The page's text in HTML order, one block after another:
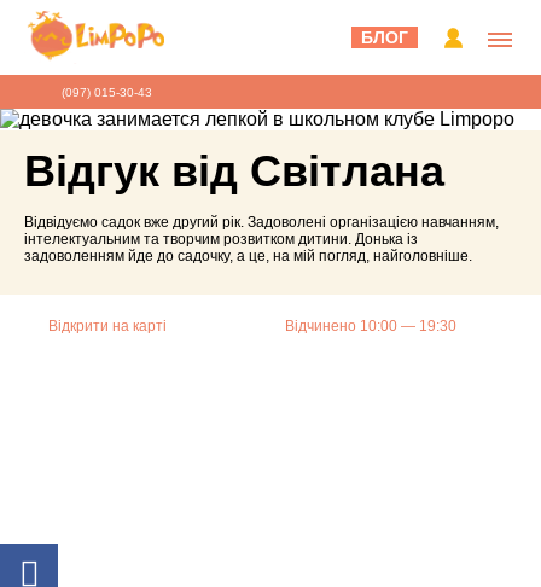
БЛОГ
(097) 015-30-43
Відгук від Світлана
Відвідуємо садок вже другий рік. Задоволені організацією навчанням,
інтелектуальним та творчим розвитком дитини. Донька із
задоволенням йде до садочку, а це, на мій погляд, найголовніше.
Відкрити на карті Відчинено 10:00 — 19:30